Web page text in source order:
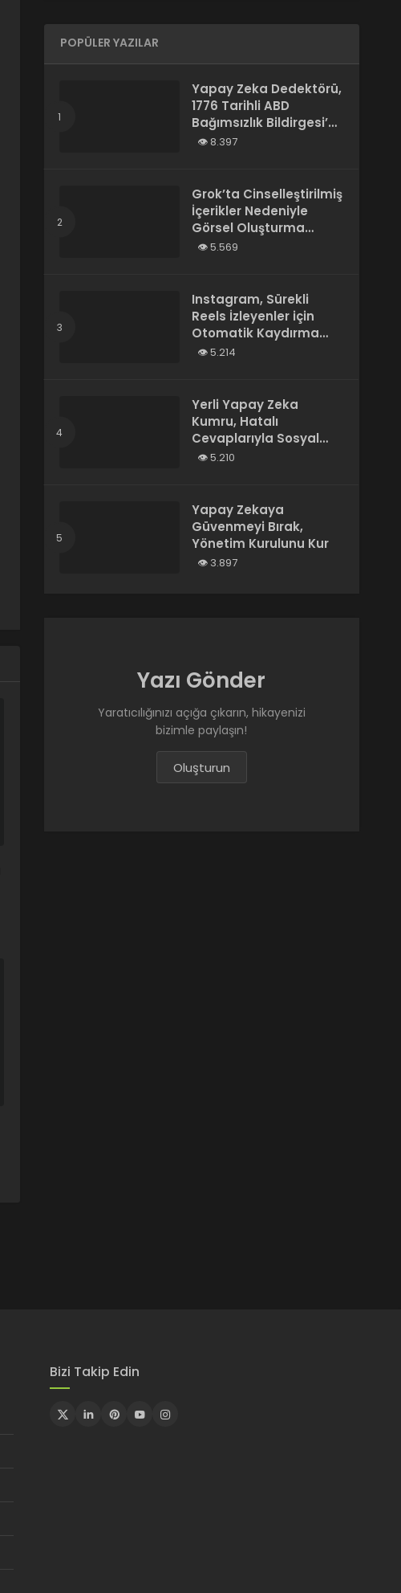
POPÜLER YAZILAR
Yapay Zeka Dedektörü,
1776 Tarihli ABD
Bağımsızlık Bildirgesi’ni
“Yapay Zeka
8.397
Grok’ta Cinselleştirilmiş
İçerikler Nedeniyle
Görsel Oluşturma
Kısıtlandı
5.569
Instagram, Sürekli
Reels İzleyenler için
Otomatik Kaydırma
Özelliğini Test Ediyor
5.214
Yerli Yapay Zeka
Kumru, Hatalı
Cevaplarıyla Sosyal
Medyada Gündem
5.210
Yapay Zekaya
Güvenmeyi Bırak,
Yönetim Kurulunu Kur
3.897
Yazı Gönder
Yaratıcılığınızı açığa çıkarın, hikayenizi
bizimle paylaşın!
Oluşturun
Bizi Takip Edin